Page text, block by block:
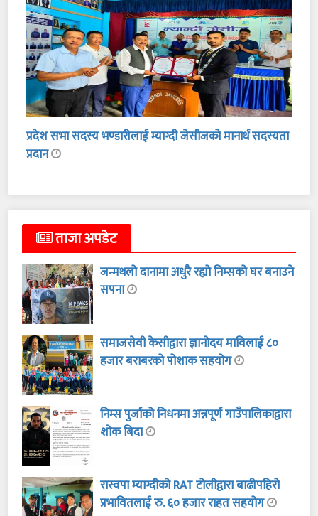
प्रदेश सभा सदस्य भण्डारीलाई म्याग्दी जेसीजको मानार्थ सदस्यता
प्रदान
ताजा अपडेट
जन्मथलो दानामा अधुरै रह्यो निम्सको घर बनाउने
सपना
समाजसेवी केसीद्वारा ज्ञानोदय माविलाई ८०
हजार बराबरको पोशाक सहयोग
निम्स पुर्जाको निधनमा अन्नपूर्ण गाउँपालिकाद्वारा
शोक बिदा
रास्वपा म्याग्दीको RAT टोलीद्वारा बाढीपहिरो
प्रभावितलाई रु. ६० हजार राहत सहयोग